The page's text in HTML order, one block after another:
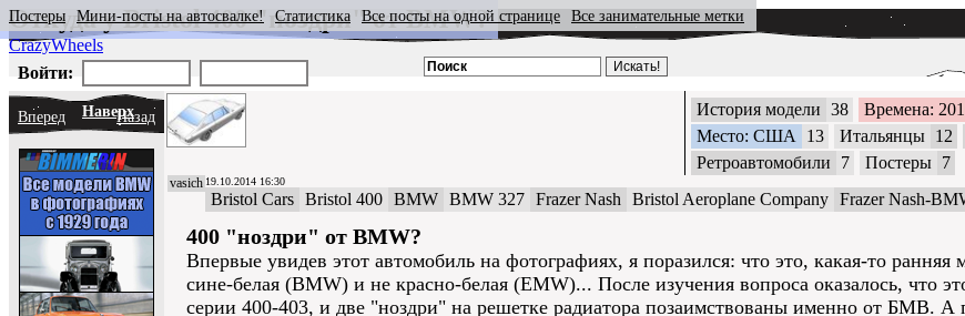
CrazyWheels
Постеры Мини-посты на автосвалке! Статистика Все посты на одной странице Все занимательные метки
Войти:
Вперед НаверхНазад История модели 38 Времена:
Место: США
13 Итальянцы 12
Ретроавтомобили
7 Постеры 7
vasich 19.10.2014 16:30
Bristol Cars Bristol 400 BMW BMW 327 Frazer Nash Bristol Aeroplane Company Frazer Nash-
400 "ноздри" от BMW?
Впервые увидев этот автомобиль на фотографиях, я поразился: что это, какая-то
сине-белая (BMW) и не красно-белая (EMW)... После изучения вопроса оказалось, что
серии 400-403, и две "ноздри" на решетке радиатора позаимствованы именно от БМВ.
Откуда у Bristol 400 "ноздри" от BMW?